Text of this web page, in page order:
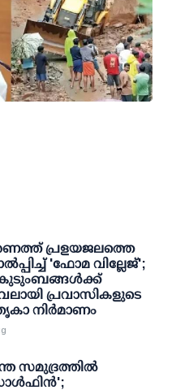
പ്രളയജലത്തെ
'ഫോമ വില്ലേജ്';
കുടുംബങ്ങള്‍ക്ക്
പ്രവാസികളുടെ
നിര്‍മാണം
സമുദ്രത്തില്‍